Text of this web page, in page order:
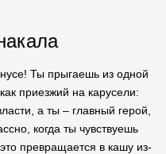
Ты прыгаешь из одной
приезжий на карусели:
а ты – главный герой,
когда ты чувствуешь
превращается в кашу из-